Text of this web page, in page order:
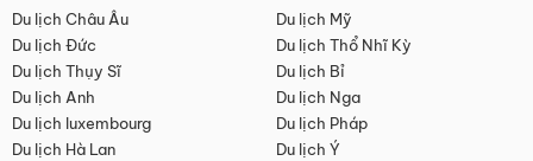
Du lịch Châu Âu
Du lịch Mỹ
Du lịch Đức
Du lịch Thổ Nhĩ Kỳ
Du lịch Thụy Sĩ
Du lịch Bỉ
Du lịch Anh
Du lịch Nga
Du lịch luxembourg
Du lịch Pháp
Du lịch Hà Lan
Du lịch Ý